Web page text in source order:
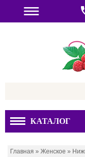
КАТАЛОГ
Главная » Женское »